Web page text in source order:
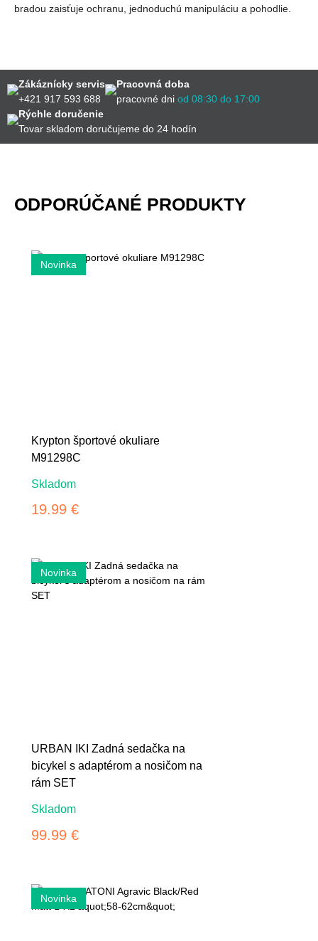
bradou zaisťuje ochranu, jednoduchú manipuláciu a pohodlie.
Zákáznícky servis
+421 917 593 688
Pracovná doba
pracovné dni od 08:30 do 17:00
Rýchle doručenie
Tovar skladom doručujeme do 24 hodín
ODPORÚČANÉ PRODUKTY
Krypton športové okuliare
M91298C
Skladom
19.99 €
URBAN IKI Zadná sedačka na
bicykel s adaptérom a nosičom na
rám SET
Skladom
99.99 €